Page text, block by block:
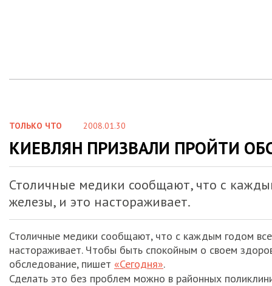
ТОЛЬКО ЧТО 2008.01.30
КИЕВЛЯН ПРИЗВАЛИ ПРОЙТИ
Столичные медики сообщают, что с
железы, и это настораживает.
Столичные медики сообщают, что с каждым годом
настораживает. Чтобы быть спокойным о своем
обследование, пишет «Сегодня».
Сделать это без проблем можно в районных